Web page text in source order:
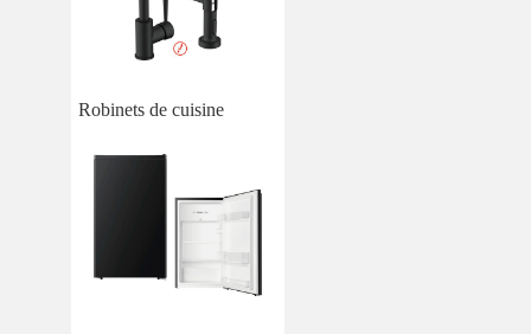
Robinets de cuisine